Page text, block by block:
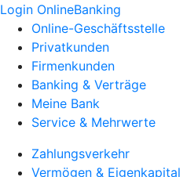
Login OnlineBanking
Online-Geschäftsstelle
Privatkunden
Firmenkunden
Banking & Verträge
Meine Bank
Service & Mehrwerte
Zahlungsverkehr
Vermögen & Eigenkapital